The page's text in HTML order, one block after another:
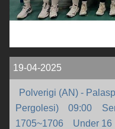
19-04-2025
Polverigi (AN) -
Pergolesi)
09:00
1705~1706
Under 16